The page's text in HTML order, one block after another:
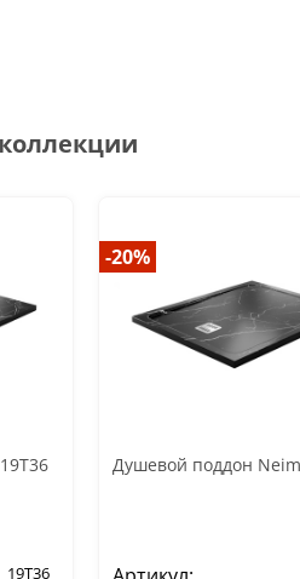
19T36
-20%
Душевой поддон